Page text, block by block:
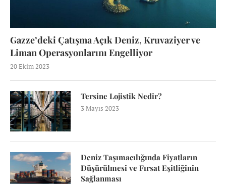
Gazze’deki Çatışma Açık Deniz, Kruvaziyer ve
Liman Operasyonlarını Engelliyor
20 Ekim 2023
Tersine Lojistik Nedir?
3 Mayıs 2023
Deniz Taşımacılığında Fiyatların
Düşürülmesi ve Fırsat Eşitliğinin
Sağlanması